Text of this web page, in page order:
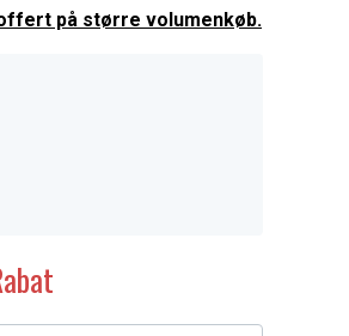
på større volumenkøb.